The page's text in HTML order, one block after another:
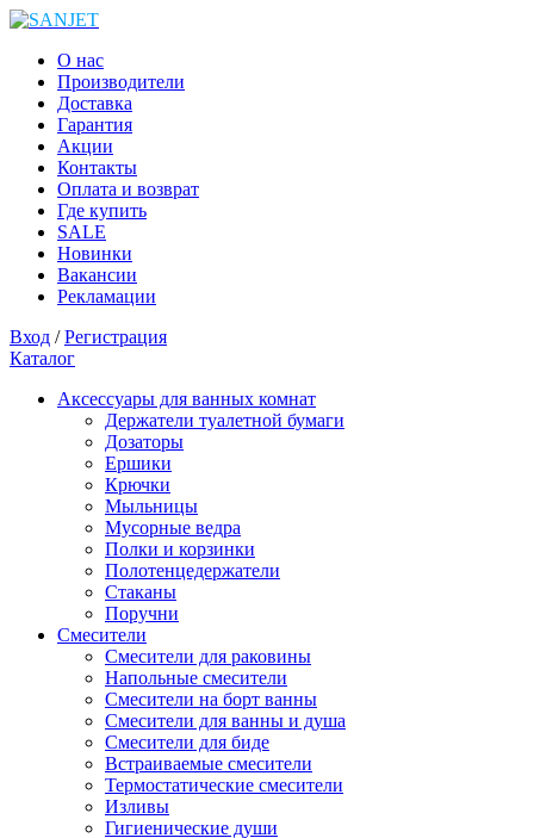
О нас
Производители
Доставка
Гарантия
Акции
Контакты
Оплата и возврат
Где купить
SALE
Новинки
Вакансии
Рекламации
Вход /Регистрация
Каталог
Аксессуары для ванных комнат
Держатели туалетной бумаги
Дозаторы
Ершики
Крючки
Мыльницы
Мусорные ведра
Полки и корзинки
Полотенцедержатели
Стаканы
Поручни
Смесители
Смесители для раковины
Напольные смесители
Смесители на борт ванны
Смесители для ванны и душа
Смесители для биде
Встраиваемые смесители
Термостатические смесители
Изливы
Гигиенические души